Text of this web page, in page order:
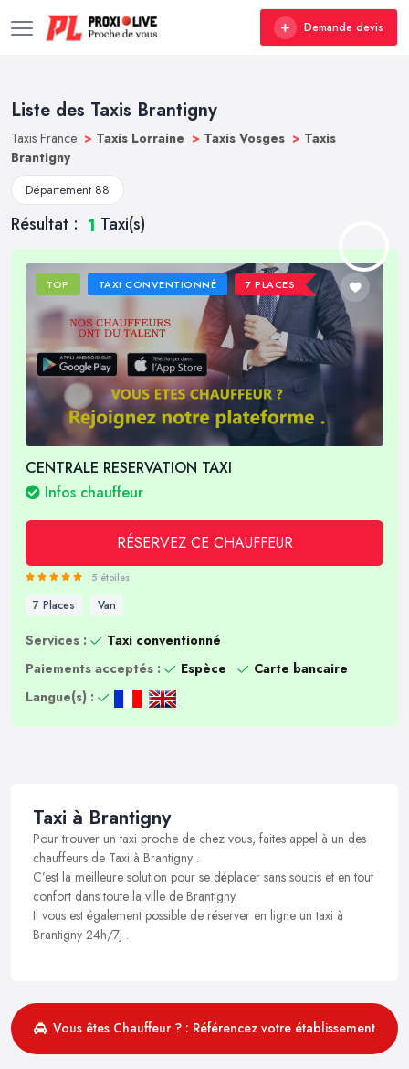
Demande devis
Liste des Taxis Brantigny
Taxis France > Taxis Lorraine > Taxis Vosges > Taxis
Brantigny
Département 88
Résultat : 1 Taxi(s)
TOP TAXI CONVENTIONNÉ 7 PLACES
CENTRALE RESERVATION TAXI
Infos chauffeur
RÉSERVEZ CE CHAUFFEUR
5 étoiles
7 Places Van
Services :
Taxi conventionné
Paiements acceptés :
Espèce
Carte bancaire
Langue(s) :
Taxi à Brantigny
Pour trouver un taxi proche de chez vous, faites appel à un des
chauffeurs de Taxi à Brantigny .
C’est la meilleure solution pour se déplacer sans soucis et en tout
confort dans toute la ville de Brantigny.
Il vous est également possible de réserver en ligne un taxi à
Brantigny 24h/7j .
Vous êtes Chauffeur ? : Référencez votre établissement